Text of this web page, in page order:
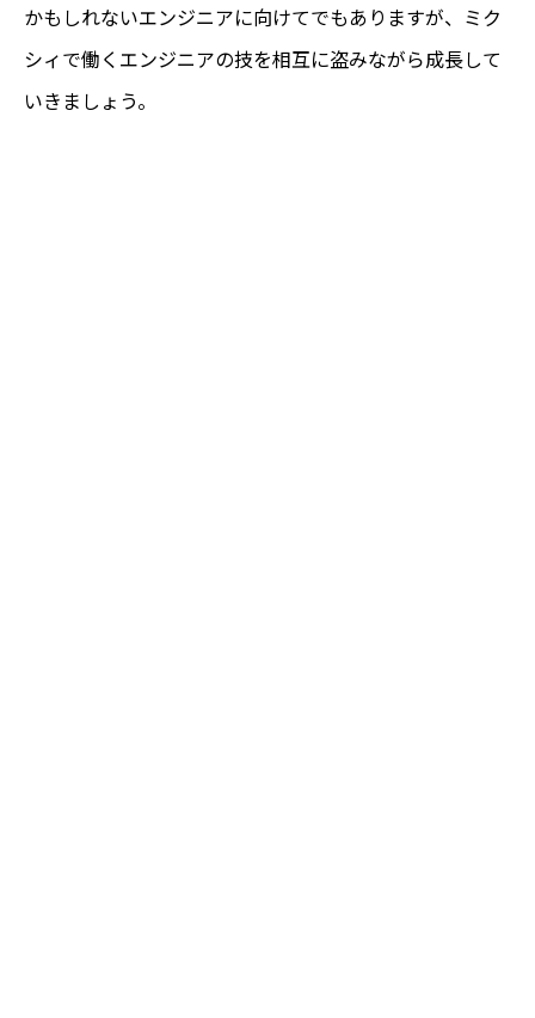
かもしれないエンジニアに向けてでもありますが、ミク
シィで働くエンジニアの技を相互に盗みながら成長して
いきましょう。